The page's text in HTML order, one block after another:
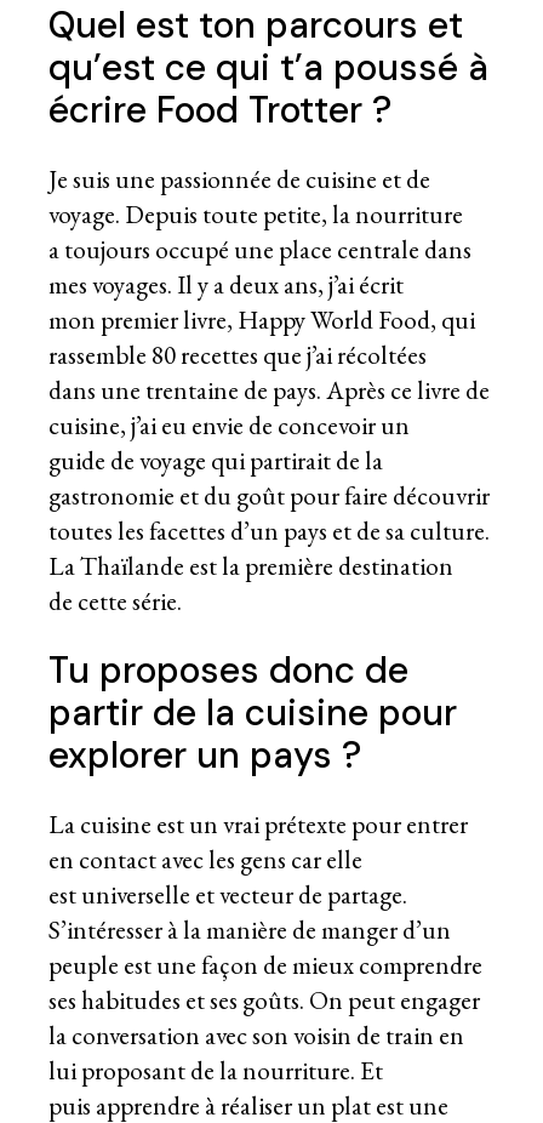
Quel est ton parcours et
qu’est ce qui t’a poussé à
écrire Food Trotter ?
Je suis une passionnée de cuisine et de
voyage. Depuis toute petite, la nourriture
a toujours occupé une place centrale dans
mes voyages. Il y a deux ans, j’ai écrit
mon premier livre, Happy World Food, qui
rassemble 80 recettes que j’ai récoltées
dans une trentaine de pays. Après ce livre de
cuisine, j’ai eu envie de concevoir un
guide de voyage qui partirait de la
gastronomie et du goût pour faire découvrir
toutes les facettes d’un pays et de sa culture.
La Thaïlande est la première destination
de cette série.
Tu proposes donc de
partir de la cuisine pour
explorer un pays ?
La cuisine est un vrai prétexte pour entrer
en contact avec les gens car elle
est universelle et vecteur de partage.
S’intéresser à la manière de manger d’un
peuple est une façon de mieux comprendre
ses habitudes et ses goûts. On peut engager
la conversation avec son voisin de train en
lui proposant de la nourriture. Et
puis apprendre à réaliser un plat est une